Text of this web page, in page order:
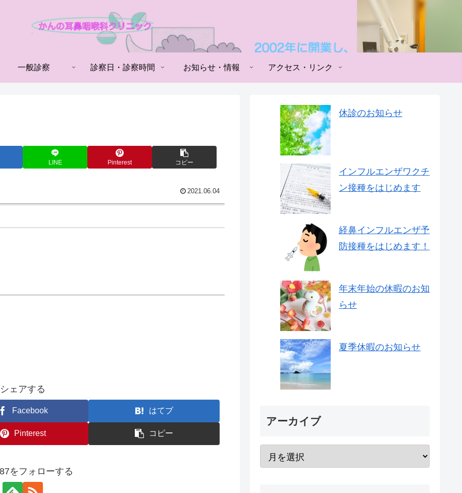
一般診察 診察日・診察時間 お知らせ・情報 アクセス・リンク
LINE Pinterest コピー
2021.06.04
シェアする
Facebook はてブ
Pinterest コピー
をフォローする
休診のお知らせ
インフルエンザワクチ
ン接種をはじめます
経鼻インフルエンザ予
防接種をはじめます！
年末年始の休暇のお知
らせ
夏季休暇のお知らせ
アーカイブ